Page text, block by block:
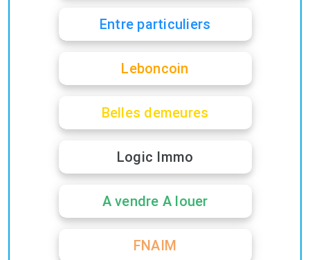
Entre particuliers
Leboncoin
Belles demeures
Logic Immo
A vendre A louer
FNAIM